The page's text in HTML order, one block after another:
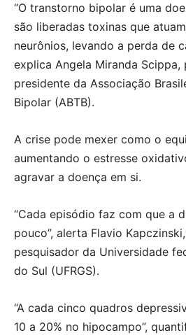
“O transtorno bipolar é uma
são liberadas toxinas que
neurônios, levando a perda de
explica Angela Miranda Scippa,
presidente da Associação
Bipolar (ABTB).
A crise pode mexer como o
aumentando o estresse
agravar a doença em si.
“Cada episódio faz com que a
pouco”, alerta Flavio
pesquisador da Universidade
do Sul (UFRGS).
“A cada cinco quadros
10 a 20% no hipocampo”,